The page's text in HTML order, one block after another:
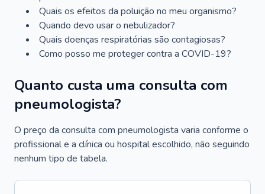
Quais os efeitos da poluição no meu organismo?
Quando devo usar o nebulizador?
Quais doenças respiratórias são contagiosas?
Como posso me proteger contra a COVID-19?
Quanto custa uma consulta com
pneumologista?
O preço da consulta com pneumologista varia conforme o
profissional e a clínica ou hospital escolhido, não seguindo
nenhum tipo de tabela.